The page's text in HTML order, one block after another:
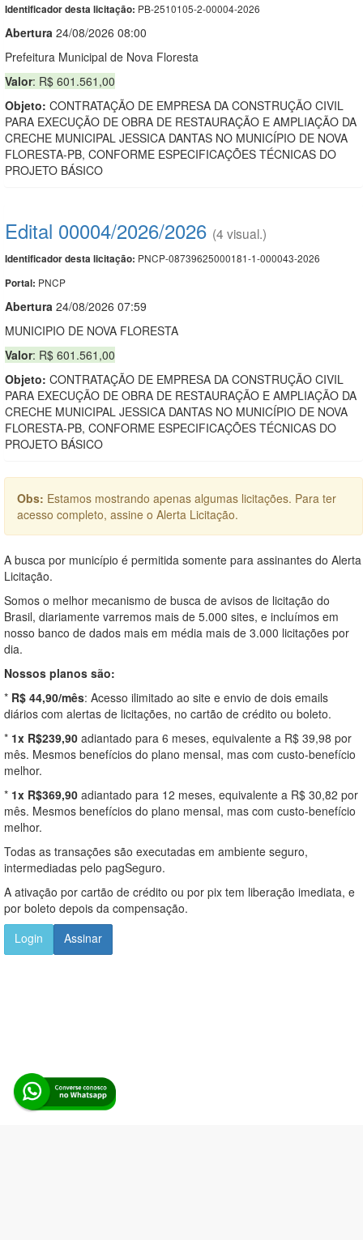
Identificador desta licitação: PB-2510105-2-00004-2026
Abertura 24/08/2026 08:00
Prefeitura Municipal de Nova Floresta
Valor: R$ 601.561,00
Objeto: CONTRATAÇÃO DE EMPRESA DA CONSTRUÇÃO CIVIL
PARA EXECUÇÃO DE OBRA DE RESTAURAÇÃO E AMPLIAÇÃO DA
CRECHE MUNICIPAL JESSICA DANTAS NO MUNICÍPIO DE NOVA
FLORESTA-PB, CONFORME ESPECIFICAÇÕES TÉCNICAS DO
PROJETO BÁSICO
Edital 00004/2026/2026 (4 visual.)
Identificador desta licitação: PNCP-08739625000181-1-000043-2026
Portal: PNCP
Abertura 24/08/2026 07:59
MUNICIPIO DE NOVA FLORESTA
Valor: R$ 601.561,00
Objeto: CONTRATAÇÃO DE EMPRESA DA CONSTRUÇÃO CIVIL
PARA EXECUÇÃO DE OBRA DE RESTAURAÇÃO E AMPLIAÇÃO DA
CRECHE MUNICIPAL JESSICA DANTAS NO MUNICÍPIO DE NOVA
FLORESTA-PB, CONFORME ESPECIFICAÇÕES TÉCNICAS DO
PROJETO BÁSICO
Obs: Estamos mostrando apenas algumas licitações. Para ter
acesso completo, assine o Alerta Licitação.
A busca por município é permitida somente para assinantes do Alerta
Licitação.
Somos o melhor mecanismo de busca de avisos de licitação do
Brasil, diariamente varremos mais de 5.000 sites, e incluímos em
nosso banco de dados mais em média mais de 3.000 licitações por
dia.
Nossos planos são:
* R$ 44,90/mês: Acesso ilimitado ao site e envio de dois emails
diários com alertas de licitações, no cartão de crédito ou boleto.
* 1x R$239,90 adiantado para 6 meses, equivalente a R$ 39,98 por
mês. Mesmos benefícios do plano mensal, mas com custo-benefício
melhor.
* 1x R$369,90 adiantado para 12 meses, equivalente a R$ 30,82 por
mês. Mesmos benefícios do plano mensal, mas com custo-benefício
melhor.
Todas as transações são executadas em ambiente seguro,
intermediadas pelo pagSeguro.
A ativação por cartão de crédito ou por pix tem liberação imediata, e
por boleto depois da compensação.
Login
Assinar